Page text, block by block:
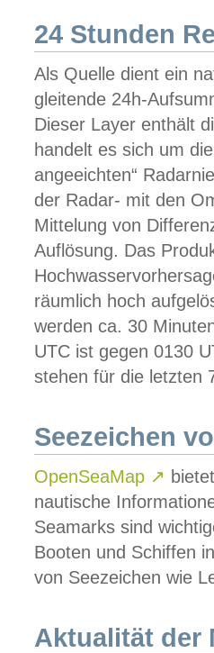
24 Stunden
Als Quelle dient ein
gleitende 24h-
Dieser Layer enthält
handelt es sich um
angeeichten“
der Radar- mit den
Mittelung von
Auflösung. Das
räumlich hoch
werden ca. 30
UTC ist gegen 0130
stehen für die letzten
Seezeichen
OpenSeaMap ↗
nautische
Seamarks sind
Booten und Schiffen
von Seezeichen wie
Aktualität der